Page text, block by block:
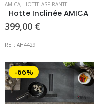
AMICA, HOTTE ASPIRANTE
Hotte Inclinée AMICA
399,00 €
REF: AH4429
-66%